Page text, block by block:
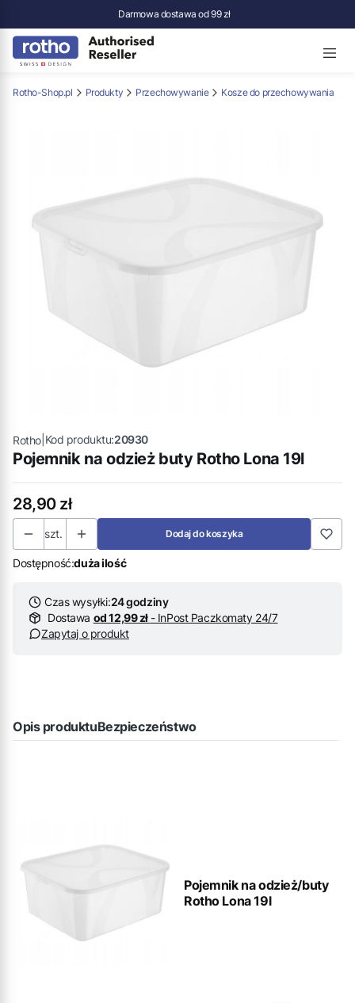
Darmowa dostawa od 99 zł
Rotho-Shop.pl Produkty Przechowywanie Kosze do przechowywania
Rotho| Kod produktu:20930
Pojemnik na odzież buty Rotho Lona 19l
Cena
28,90 zł
szt. Dodaj do koszyka
Dostępność:duża ilość
Czas wysyłki:24 godziny
Dostawa od 12,99 zł - InPost Paczkomaty 24/7
Zapytaj o produkt
Opis produktuBezpieczeństwo
Pojemnik na odzież/buty
Rotho Lona 19l